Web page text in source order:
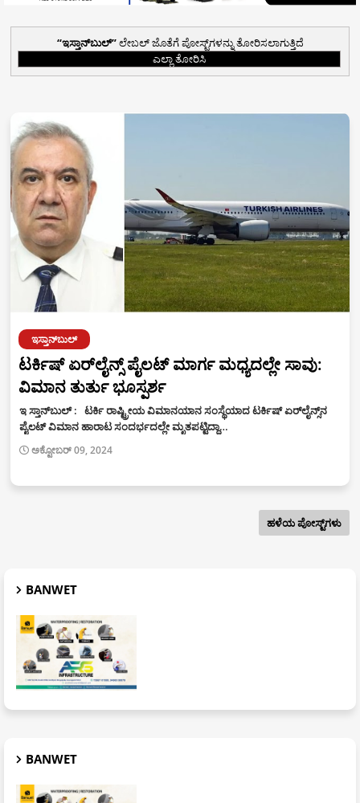
ಇಸ್ತಾನ್‌ಬುಲ್‌ ಲೇಬಲ್ ಜೊತೆಗೆ ಪೋಸ್ಟ್‌ಗಳನ್ನು ತೋರಿಸಲಾಗುತ್ತಿದೆ
ಎಲ್ಲಾ ತೋರಿಸಿ
ಇಸ್ತಾನ್‌ಬುಲ್‌
ಟರ್ಕಿಷ್ ಏರ್‌ಲೈನ್ಸ್ ಪೈಲಟ್ ಮಾರ್ಗ ಮಧ್ಯದಲ್ಲೇ ಸಾವು:
ವಿಮಾನ ತುರ್ತು ಭೂಸ್ಪರ್ಶ
ಇ ಸ್ತಾನ್‌ಬುಲ್‌ : ಟರ್ಕಿ ರಾಷ್ಟ್ರೀಯ ವಿಮಾನಯಾನ ಸಂಸ್ಥೆಯಾದ ಟರ್ಕಿಷ್ ಏರ್‌ಲೈನ್ಸ್‌ನ
ಪೈಲಟ್ ವಿಮಾನ ಹಾರಾಟ ಸಂದರ್ಭದಲ್ಲೇ ಮೃತಪಟ್ಟಿದ್ದಾ…
ಅಕ್ಟೋಬರ್ 09, 2024
ಹಳೆಯ ಪೋಸ್ಟ್‌ಗಳು
BANWET
BANWET